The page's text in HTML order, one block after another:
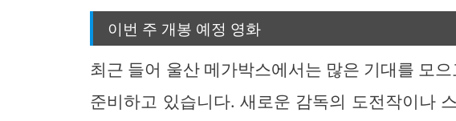
이번 주 개봉 예정 영화
최근 들어 울산 메가박스에서는 많은 기대를 모
준비하고 있습니다. 새로운 감독의 도전작이나